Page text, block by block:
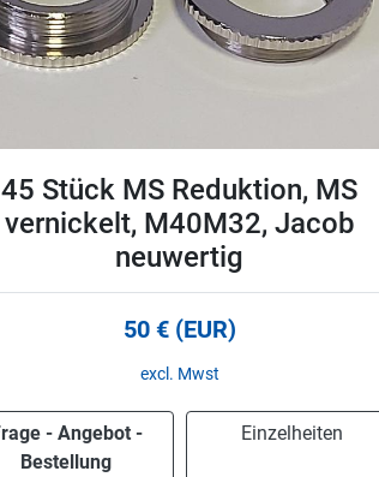
30 Stück MS Reduktion, MS
vernickelt, Pg16/Pg13,5, Jacob
neuwertig
38 € (EUR)
excl. Mwst
Frage - Angebot -
Bestellung
Einzelheiten